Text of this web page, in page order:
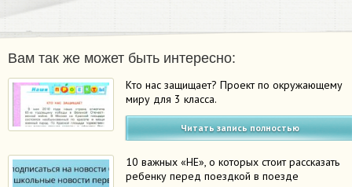
Вам так же может быть интересно:
Кто нас защищает? Проект по окружающему
миру для 3 класса.
Читать запись полностью
10 важных «НЕ», о которых стоит рассказать
ребенку перед поездкой в поезде